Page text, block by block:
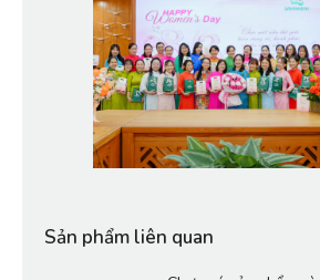
Sản phẩm liên quan